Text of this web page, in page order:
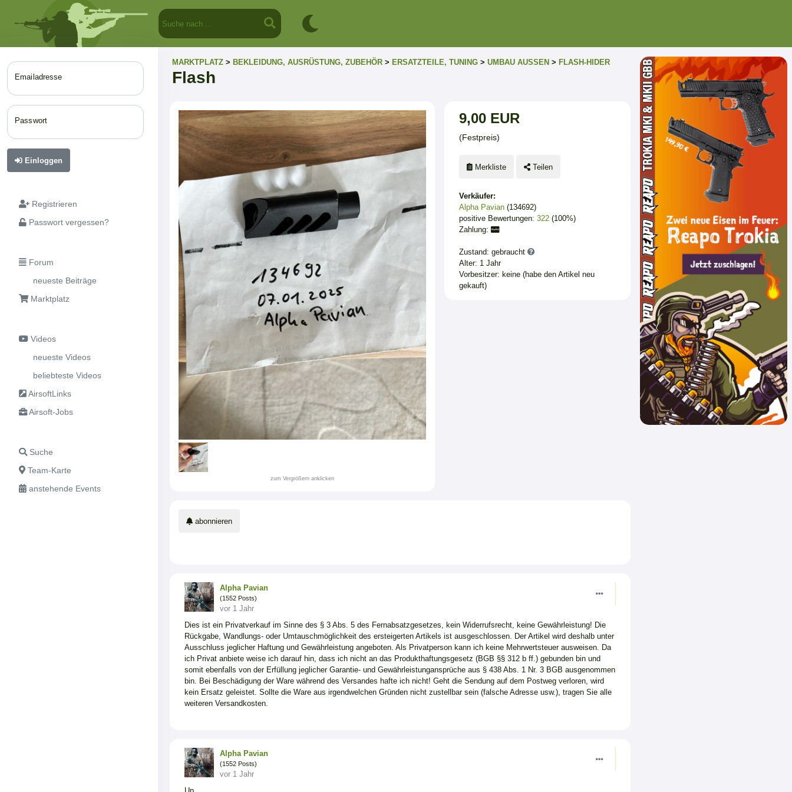
Emailadresse
Passwort
Einloggen
Registrieren
Passwort vergessen?
Forum
neueste Beiträge
Marktplatz
Videos
neueste Videos
beliebteste Videos
AirsoftLinks
Airsoft-Jobs
Suche
Team-Karte
anstehende Events
MARKTPLATZ > BEKLEIDUNG, AUSRÜSTUNG, ZUBEHÖR > ERSATZTEILE, TUNING > UMBAU AUSSEN > FLASH-HIDER
Flash
zum Vergrößern anklicken
9,00 EUR
(Festpreis)
Merkliste Teilen
Verkäufer:
Alpha Pavian(134692)
positive Bewertungen: 322(100%)
Zahlung:
Zustand: gebraucht
Alter: 1 Jahr
Vorbesitzer: keine (habe den Artikel neu
gekauft)
abonnieren
Alpha Pavian
(1552 Posts)
vor 1 Jahr
Dies ist ein Privatverkauf im Sinne des § 3 Abs. 5 des Fernabsatzgesetzes, kein Widerrufsrecht, keine Gewährleistung! Die
Rückgabe, Wandlungs- oder Umtauschmöglichkeit des ersteigerten Artikels ist ausgeschlossen. Der Artikel wird deshalb unter
Ausschluss jeglicher Haftung und Gewährleistung angeboten. Als Privatperson kann ich keine Mehrwertsteuer ausweisen. Da
ich Privat anbiete weise ich darauf hin, dass ich nicht an das Produkthaftungsgesetz (BGB §§ 312 b ff.) gebunden bin und
somit ebenfalls von der Erfüllung jeglicher Garantie- und Gewährleistungansprüche aus § 438 Abs. 1 Nr. 3 BGB ausgenommen
bin. Bei Beschädigung der Ware während des Versandes hafte ich nicht! Geht die Sendung auf dem Postweg verloren, wird
kein Ersatz geleistet. Sollte die Ware aus irgendwelchen Gründen nicht zustellbar sein (falsche Adresse usw.), tragen Sie alle
weiteren Versandkosten.
Alpha Pavian
(1552 Posts)
vor 1 Jahr